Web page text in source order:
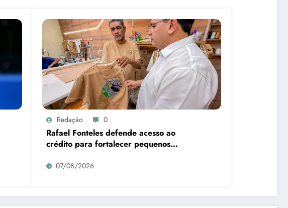
Redação 0
Rafael Fonteles defende acesso ao
crédito para fortalecer pequenos
negócios no Piauí
07/08/2026